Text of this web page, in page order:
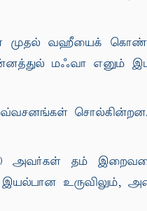
முதல் வஹீயைக்
மஃவா எனும்
சொல்கின்றன.
தம் இறைவனைப்
உருவிலும்,